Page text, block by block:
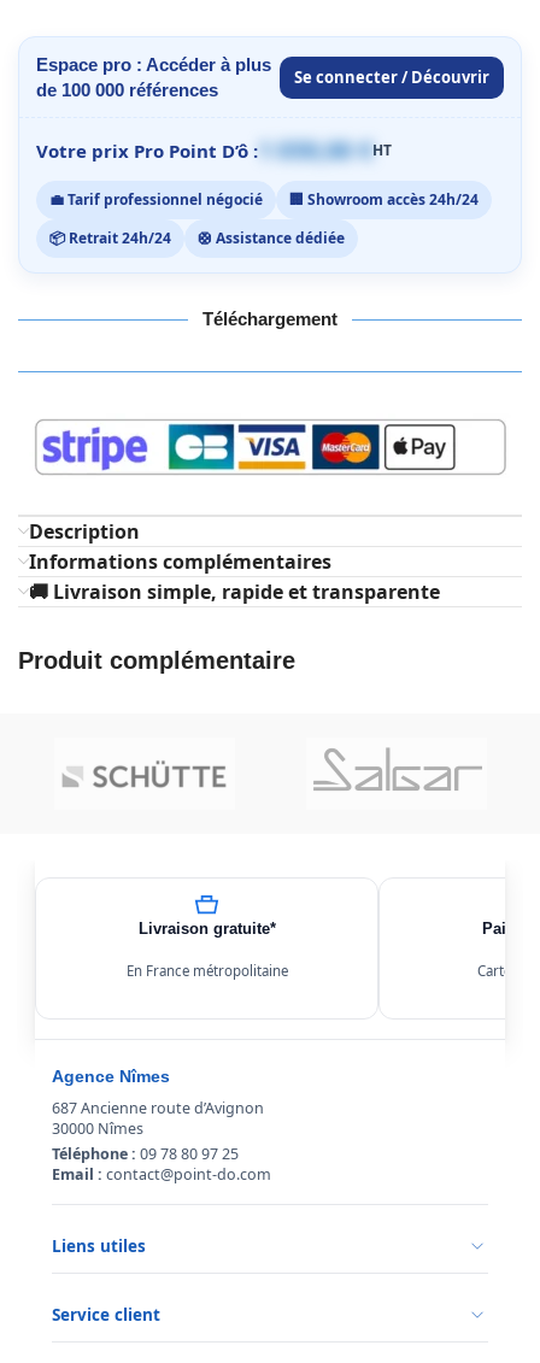
Espace pro : Accéder à plus
de 100 000 références
Se connecter / Découvrir
Votre prix Pro Point D’ô : 1 059,00 €HT
💼 Tarif professionnel négocié
🏢 Showroom accès 24h/24
📦 Retrait 24h/24
🛟 Assistance dédiée
Téléchargement
Description
Informations complémentaires
🚚 Livraison simple, rapide et transparente
Produit complémentaire
Livraison gratuite*
En France métropolitaine Carte,
Agence Nîmes
687 Ancienne route d’Avignon
30000 Nîmes
Téléphone : 09 78 80 97 25
Email : contact@point-do.com
Liens utiles
Conditions générales de vente
Mentions légales
Service client